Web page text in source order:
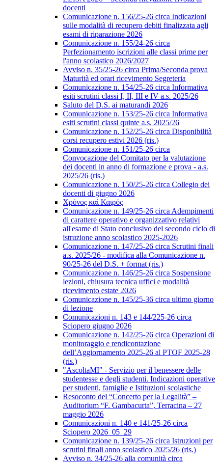
docenti
Comunicazione n. 156/25-26 circa Indicazioni
sulle modalità di recupero debiti finalizzata agli
esami di riparazione 2026
Comunicazione n. 155/24-26 circa
Perfezionamento iscrizioni alle classi prime per
l'anno scolastico 2026/2027
Avviso n. 35/25-26 circa Prima/Seconda prova
Maturità ed orari ricevimento Segreteria
Comunicazione n. 154/25-26 circa Informativa
esiti scrutini classi I, II, III e IV a.s. 2025/26
Saluto del D.S. ai maturandi 2026
Comunicazione n. 153/25-26 circa Informativa
esiti scrutini classi quinte a.s. 2025/26
Comunicazione n. 152/25-26 circa Disponibilità
corsi recupero estivi 2026 (ris.)
Comunicazione n. 151/25-26 circa
Convocazione del Comitato per la valutazione
dei docenti in anno di formazione e prova - a.s.
2025/26 (ris.)
Comunicazione n. 150/25-26 circa Collegio dei
docenti di giugno 2026
Χρόνος καὶ Καιρός
Comunicazione n. 149/25-26 circa Adempimenti
di carattere operativo e organizzativo relativi
all'esame di Stato conclusivo del secondo ciclo di
istruzione anno scolastico 2025-2026
Comunicazione n. 147/25-26 circa Scrutini finali
a.s. 2025/26 - modifica alla Comunicazione n.
90/25-26 del D.S. + format (ris.)
Comunicazione n. 146/25-26 circa Sospensione
lezioni, chiusura tecnica uffici e modalità
ricevimento estate 2026
Comunicazione n. 145/25-36 circa ultimo giorno
di lezione
Comunicazioni n. 143 e 144/225-26 circa
Sciopero giugno 2026
Comunicazione n. 142/25-26 circa Operazioni di
monitoraggio e rendicontazione
dell’Aggiornamento 2025-26 al PTOF 2025-28
(ris.)
"AscoltaMI" - Servizio per il benessere delle
studentesse e degli studenti. Indicazioni operative
per studenti, famiglie e Istituzioni scolastiche
Resoconto del “Concerto per la Legalità” –
Auditorium “F. Gambacurta”, Terracina – 27
maggio 2026
Comunicazioni n. 140 e 141/25-26 circa
Sciopero 2026_05_29
Comunicazione n. 139/25-26 circa Istruzioni per
scrutini finali anno scolastico 2025/26 (ris.)
Avviso n. 34/25-26 alla comunità circa